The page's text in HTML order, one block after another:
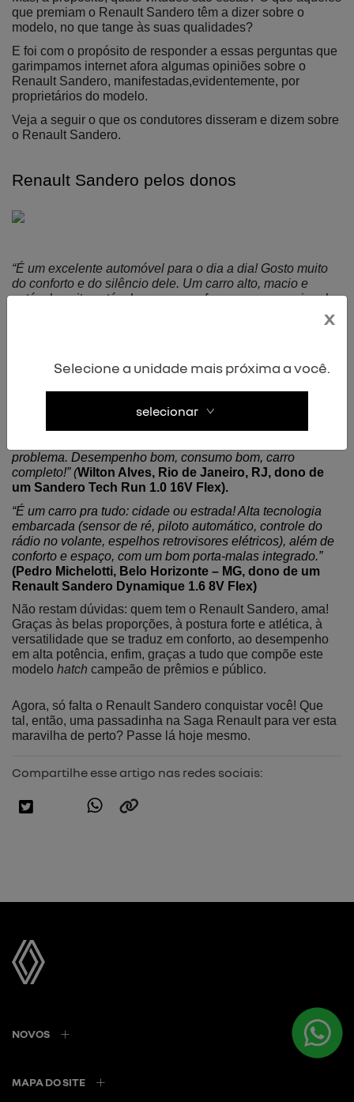
que premiam o Renault Sandero têm a dizer sobre o
modelo, no que tange às suas qualidades?
E foi com o propósito de responder a essas perguntas que
garimpamos internet afora algumas opiniões sobre o
Renault Sandero, manifestadas,evidentemente, por
proprietários do modelo.
Veja a seguir o que os condutores disseram e dizem sobre
o Renault Sandero.
Renault Sandero pelos donos
“É um excelente automóvel para o dia a dia! Gosto muito
do conforto e do silêncio dele. Um carro alto, macio e
estável, muito estável, e com uma frenagem excepcional,
inclusive no piso molhado. Tem bom torque, para um 1.0.
Apesar de dizerem que não é econômico, acho econômico
É um excelente veículo. O meu está com 175 mil
problema. Desempenho bom, consumo bom, carro
completo!” (Wilton Alves, Rio de Janeiro, RJ, dono de
um Sandero Tech Run 1.0 16V Flex).
“É um carro pra tudo: cidade ou estrada! Alta tecnologia
embarcada (sensor de ré, piloto automático, controle do
rádio no volante, espelhos retrovisores elétricos), além de
conforto e espaço, com um bom porta-malas integrado.”
(Pedro Michelotti, Belo Horizonte – MG, dono de um
Renault Sandero Dynamique 1.6 8V Flex)
Não restam dúvidas: quem tem o Renault Sandero, ama!
Graças às belas proporções, à postura forte e atlética, à
versatilidade que se traduz em conforto, ao desempenho
em alta potência, enfim, graças a tudo que compõe este
modelo hatch campeão de prêmios e público.
Agora, só falta o Renault Sandero conquistar você! Que
tal, então, uma passadinha na Saga Renault para ver esta
maravilha de perto? Passe lá hoje mesmo.
Compartilhe esse artigo nas redes sociais:
NOVOS
MAPA DO SITE
x
Selecione a unidade mais próxima a você.
selecionar